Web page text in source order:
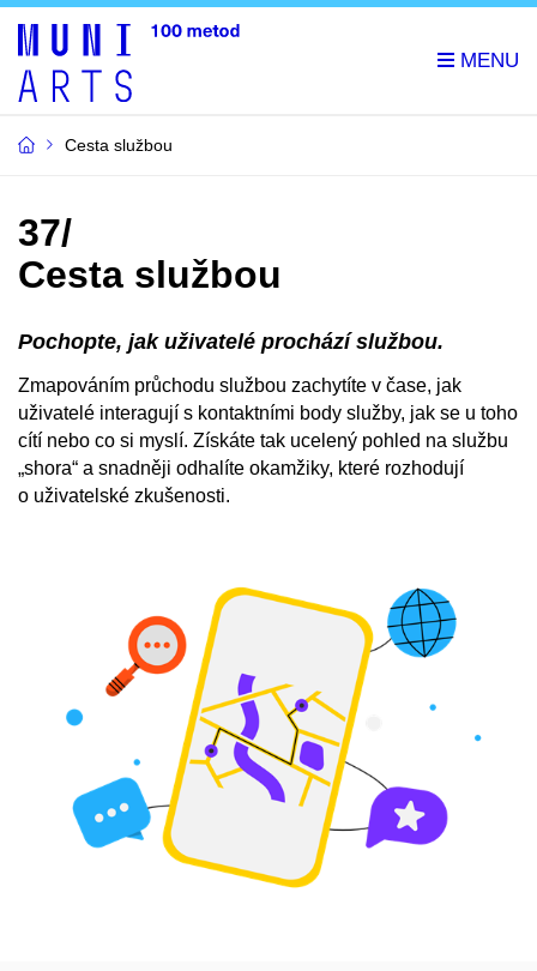
Cesta službou
37/
Cesta službou
Pochopte, jak uživatelé prochází službou.
Zmapováním průchodu službou zachytíte v čase, jak
uživatelé interagují s kontaktními body služby, jak se u toho
cítí nebo co si myslí. Získáte tak ucelený pohled na službu
„shora“ a snadněji odhalíte okamžiky, které rozhodují
o uživatelské zkušenosti.